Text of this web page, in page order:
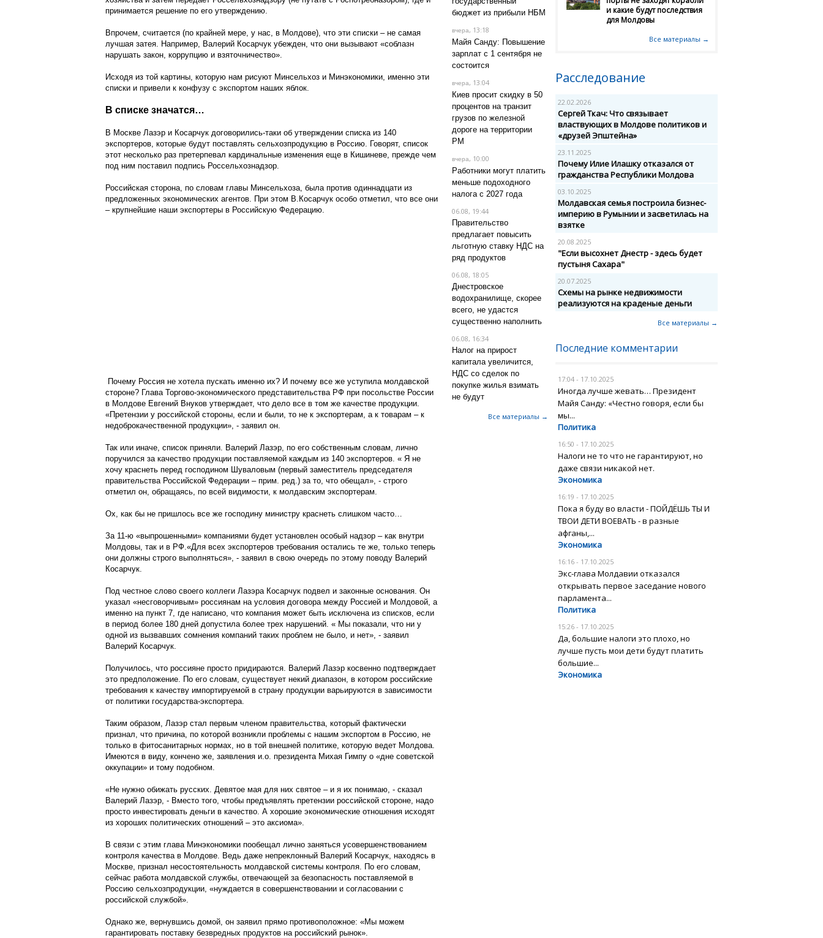
принимается решение по его утверждению.
Впрочем, считается (по крайней мере, у нас, в Молдове), что эти списки – не самая
лучшая затея. Например, Валерий Косарчук убежден, что они вызывают «соблазн
нарушать закон, коррупцию и взяточничество».
Исходя из той картины, которую нам рисуют Минсельхоз и Минэкономики, именно эти
списки и привели к конфузу с экспортом наших яблок.
В списке значатся…
В Москве Лазэр и Косарчук договорились-таки об утверждении списка из 140
экспортеров, которые будут поставлять сельхозпродукцию в Россию. Говорят, список
этот несколько раз претерпевал кардинальные изменения еще в Кишиневе, прежде чем
под ним поставил подпись Россельхознадзор.
Российская сторона, по словам главы Минсельхоза, была против одиннадцати из
предложенных экономических агентов. При этом В.Косарчук особо отметил, что все они
– крупнейшие наши экспортеры в Российскую Федерацию.
Почему Россия не хотела пускать именно их? И почему все же уступила молдавской
стороне? Глава Торгово-экономического представительства РФ при посольстве России
в Молдове Евгений Внуков утверждает, что дело все в том же качестве продукции.
«Претензии у российской стороны, если и были, то не к экспортерам, а к товарам – к
недоброкачественной продукции», - заявил он.
Так или иначе, список приняли. Валерий Лазэр, по его собственным словам, лично
поручился за качество продукции поставляемой каждым из 140 экспортеров. « Я не
хочу краснеть перед господином Шуваловым (первый заместитель председателя
правительства Российской Федерации – прим. ред.) за то, что обещал», - строго
отметил он, обращаясь, по всей видимости, к молдавским экспортерам.
Ох, как бы не пришлось все же господину министру краснеть слишком часто…
За 11-ю «выпрошенными» компаниями будет установлен особый надзор – как внутри
Молдовы, так и в РФ.«Для всех экспортеров требования остались те же, только теперь
они должны строго выполняться», - заявил в свою очередь по этому поводу Валерий
Косарчук.
Под честное слово своего коллеги Лазэра Косарчук подвел и законные основания. Он
указал «несговорчивым» россиянам на условия договора между Россией и Молдовой, а
именно на пункт 7, где написано, что компания может быть исключена из списков, если
в период более 180 дней допустила более трех нарушений. « Мы показали, что ни у
одной из вызвавших сомнения компаний таких проблем не было, и нет», - заявил
Валерий Косарчук.
Получилось, что россияне просто придираются. Валерий Лазэр косвенно подтверждает
это предположение. По его словам, существует некий диапазон, в котором российские
требования к качеству импортируемой в страну продукции варьируются в зависимости
от политики государства-экспортера.
Таким образом, Лазэр стал первым членом правительства, который фактически
признал, что причина, по которой возникли проблемы с нашим экспортом в Россию, не
только в фитосанитарных нормах, но в той внешней политике, которую ведет Молдова.
Имеются в виду, кончено же, заявления и.о. президента Михая Гимпу о «дне советской
оккупации» и тому подобном.
«Не нужно обижать русских. Девятое мая для них святое – и я их понимаю, - сказал
Валерий Лазэр, - Вместо того, чтобы предъявлять претензии российской стороне, надо
просто инвестировать деньги в качество. А хорошие экономические отношения исходят
из хороших политических отношений – это аксиома».
В связи с этим глава Минэкономики пообещал лично заняться усовершенствованием
контроля качества в Молдове. Ведь даже непреклонный Валерий Косарчук, находясь в
Москве, признал несостоятельность молдавской системы контроля. По его словам,
сейчас работа молдавской службы, отвечающей за безопасность поставляемой в
Россию сельхозпродукции, «нуждается в совершенствовании и согласовании с
российской службой».
Однако же, вернувшись домой, он заявил прямо противоположное: «Мы можем
гарантировать поставку безвредных продуктов на российский рынок».
бюджет из прибыли НБМ
вчера, 13:18
Майя Санду: Повышение
зарплат с 1 сентября не
состоится
вчера, 13:04
Киев просит скидку в 50
процентов на транзит
грузов по железной
дороге на территории
РМ
вчера, 10:00
Работники могут платить
меньше подоходного
налога с 2027 года
06.08, 19:44
Правительство
предлагает повысить
льготную ставку НДС на
ряд продуктов
06.08, 18:05
Днестровское
водохранилище, скорее
всего, не удастся
существенно наполнить
06.08, 16:34
Налог на прирост
капитала увеличится,
НДС со сделок по
покупке жилья взимать
не будут
Все материалы →
и какие будут последствия
для Молдовы
Все материалы →
Расследование
22.02.2026
Сергей Ткач: Что связывает
властвующих в Молдове политиков и
«друзей Эпштейна»
23.11.2025
Почему Илие Илашку отказался от
гражданства Республики Молдова
03.10.2025
Молдавская семья построила бизнес-
империю в Румынии и засветилась на
взятке
20.08.2025
"Если высохнет Днестр - здесь будет
пустыня Сахара"
20.07.2025
Схемы на рынке недвижимости
реализуются на краденые деньги
Все материалы →
Последние комментарии
17:04 - 17.10.2025
Иногда лучше жевать… Президент
Майя Санду: «Честно говоря, если бы
мы...
Политика
16:50 - 17.10.2025
Налоги не то что не гарантируют, но
даже связи никакой нет.
Экономика
16:19 - 17.10.2025
Пока я буду во власти - ПОЙДЁШЬ ТЫ И
ТВОИ ДЕТИ ВОЕВАТЬ - в разные
афганы,...
Экономика
16:16 - 17.10.2025
Экс-глава Молдавии отказался
открывать первое заседание нового
парламента...
Политика
15:26 - 17.10.2025
Да, большие налоги это плохо, но
лучше пусть мои дети будут платить
большие...
Экономика